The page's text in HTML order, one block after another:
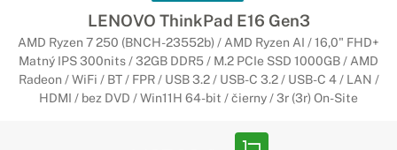
LENOVO ThinkPad E16 Gen3
AMD Ryzen 7 250 (BNCH-23552b) / AMD Ryzen AI / 16,0" FHD+
Matný IPS 300nits / 32GB DDR5 / M.2 PCIe SSD 1000GB / AMD
Radeon / WiFi / BT / FPR / USB 3.2 / USB-C 3.2 / USB-C 4 / LAN /
HDMI / bez DVD / Win11H 64-bit / čierny / 3r (3r) On-Site